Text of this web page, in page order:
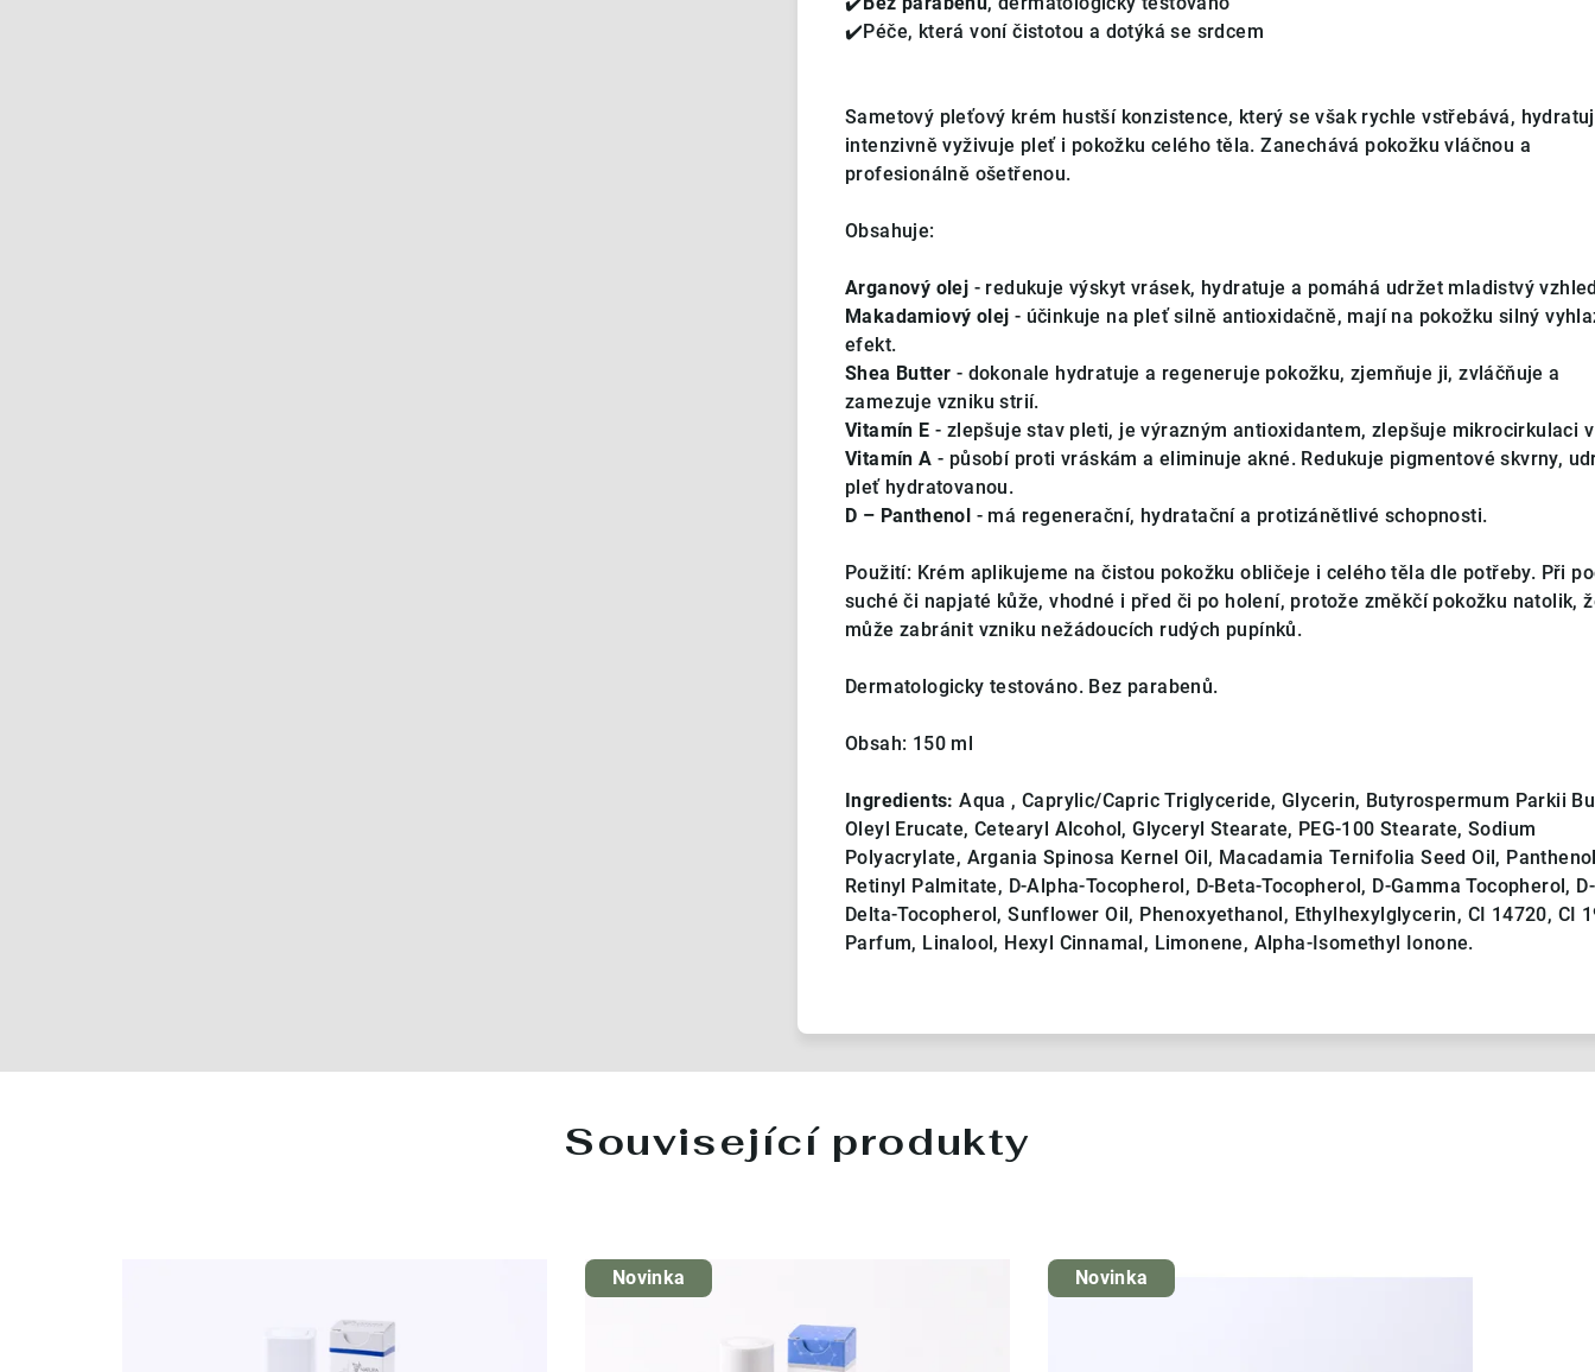
✔️Péče, která voní čistotou a dotýká se srdcem
Sametový pleťový krém hustší konzistence, který se však rychle vstřebává,
intenzivně vyživuje pleť i pokožku celého těla. Zanechává pokožku vláčnou a
profesionálně ošetřenou.
Obsahuje:
Arganový olej - redukuje výskyt vrásek, hydratuje a pomáhá udržet mladistvý
Makadamiový olej - účinkuje na pleť silně antioxidačně, mají na pokožku silný
efekt.
Shea Butter - dokonale hydratuje a regeneruje pokožku, zjemňuje ji, zvláčňuje a
zamezuje vzniku strií.
Vitamín E - zlepšuje stav pleti, je výrazným antioxidantem, zlepšuje mikrocirkulaci
Vitamín A - působí proti vráskám a eliminuje akné. Redukuje pigmentové skvrny,
pleť hydratovanou.
D – Panthenol - má regenerační, hydratační a protizánětlivé schopnosti.
Použití: Krém aplikujeme na čistou pokožku obličeje i celého těla dle potřeby. Při
suché či napjaté kůže, vhodné i před či po holení, protože změkčí pokožku natolik,
může zabránit vzniku nežádoucích rudých pupínků.
Dermatologicky testováno. Bez parabenů.
Obsah: 150 ml
Ingredients: Aqua , Caprylic/Capric Triglyceride, Glycerin, Butyrospermum Parkii
Oleyl Erucate, Cetearyl Alcohol, Glyceryl Stearate, PEG-100 Stearate, Sodium
Polyacrylate, Argania Spinosa Kernel Oil, Macadamia Ternifolia Seed Oil,
Retinyl Palmitate, D-Alpha-Tocopherol, D-Beta-Tocopherol, D-Gamma Tocopherol, D-
Delta-Tocopherol, Sunflower Oil, Phenoxyethanol, Ethylhexylglycerin, CI 14720, CI
Parfum, Linalool, Hexyl Cinnamal, Limonene, Alpha-Isomethyl Ionone.
Související produkty
Novinka Novinka